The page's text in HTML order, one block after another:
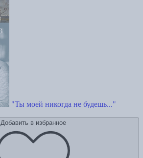
"Ты моей никогда не будешь..."
Добавить в избранное